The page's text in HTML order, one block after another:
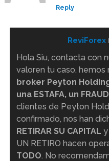
Reply
ReviForex
Hola Siu, contacta con
valoren tu caso, hemos
broker Peyton
una ESTAFA, un
clientes de Peyton
confirmado, nos han
RETIRAR SU CAPITAL
UN RETIRO hacen
TODO. No